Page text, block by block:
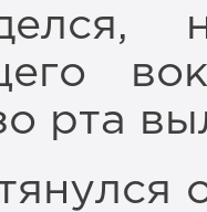
рта